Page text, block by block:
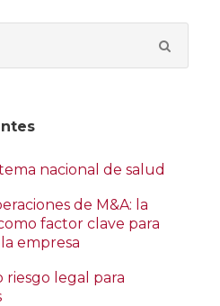
nacional de salud
de M&A: la
factor clave para
empresa
riesgo legal para